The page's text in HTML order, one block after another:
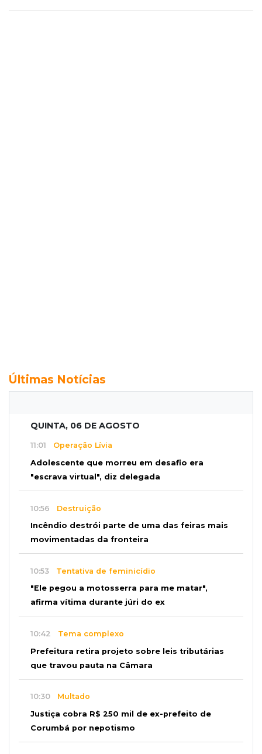
Últimas Notícias
QUINTA, 06 DE AGOSTO
11:01 Operação Lívia
Adolescente que morreu em desafio era
"escrava virtual", diz delegada
10:56 Destruição
Incêndio destrói parte de uma das feiras mais
movimentadas da fronteira
10:53 Tentativa de feminicídio
"Ele pegou a motosserra para me matar",
afirma vítima durante júri do ex
10:42 Tema complexo
Prefeitura retira projeto sobre leis tributárias
que travou pauta na Câmara
10:30 Multado
Justiça cobra R$ 250 mil de ex-prefeito de
Corumbá por nepotismo